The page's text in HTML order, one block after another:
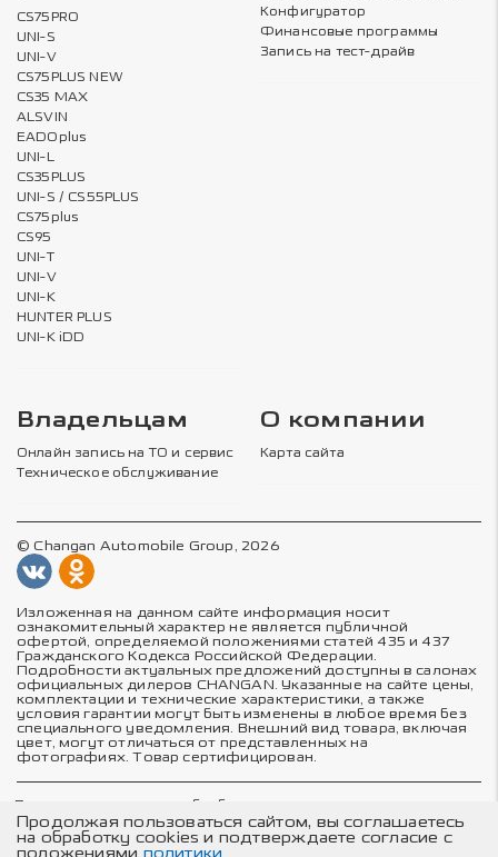
CS75PRO
UNI-S
UNI-V
CS75PLUS NEW
CS35 MAX
ALSVIN
EADOplus
UNI-L
CS35PLUS
UNI-S / CS55PLUS
CS75plus
CS95
UNI-T
UNI-V
UNI-K
HUNTER PLUS
UNI-K iDD
Конфигуратор
Финансовые программы
Запись на тест-драйв
Владельцам
Онлайн запись на ТО и сервис
Техническое обслуживание
О компании
Карта сайта
© Changan Automobile Group, 2026
Изложенная на данном сайте информация носит
ознакомительный характер не является публичной
офертой, определяемой положениями статей 435 и 437
Гражданского Кодекса Российской Федерации.
Подробности актуальных предложений доступны в салонах
официальных дилеров CHANGAN. Указанные на сайте цены,
комплектации и технические характеристики, а также
условия гарантии могут быть изменены в любое время без
специального уведомления. Внешний вид товара, включая
цвет, могут отличаться от представленных на
фотографиях. Товар сертифицирован.
Политика в отношении обработки персональных данных
Политика конфиденциальности
Согласие на обработку персональных данных
Соглашение об использовании cookie-файлов
Продолжая пользоваться сайтом, вы соглашаетесь
на обработку cookies и подтверждаете согласие с
положениями политики